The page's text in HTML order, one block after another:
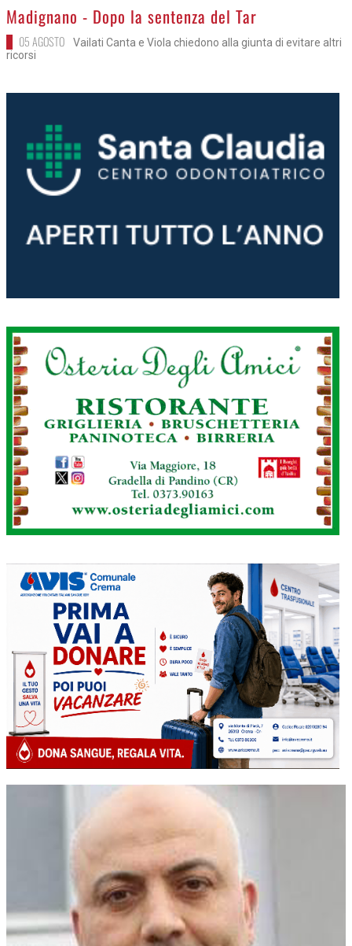
>Madignano - Dopo la sentenza del Tar
05 AGOSTO
Vailati Canta e Viola chiedono alla giunta di evitare altri
ricorsi